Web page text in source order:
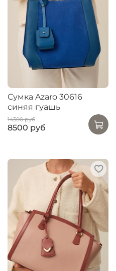
Сумка Azaro 30616
синяя гуашь
14300 руб
8500 руб